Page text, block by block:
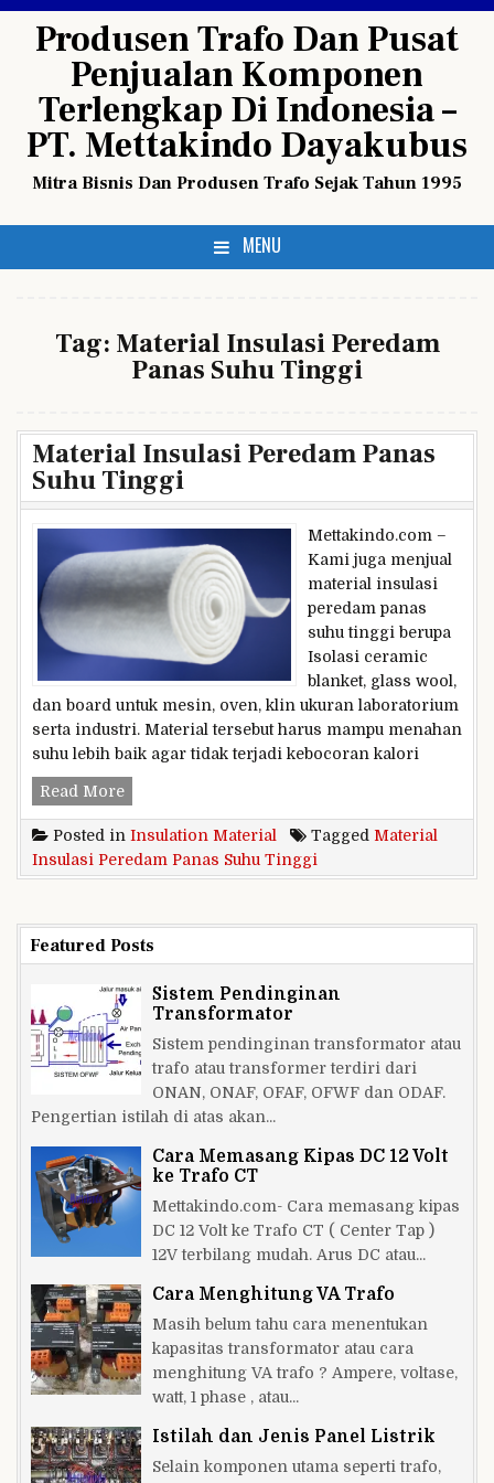
Produsen Trafo Dan Pusat
Penjualan Komponen
Terlengkap Di Indonesia –
PT. Mettakindo Dayakubus
Mitra Bisnis Dan Produsen Trafo Sejak Tahun 1995
MENU
Tag: Material Insulasi Peredam
Panas Suhu Tinggi
Material Insulasi Peredam Panas
Suhu Tinggi
Mettakindo.com –
Kami juga menjual
material insulasi
peredam panas
suhu tinggi berupa
Isolasi ceramic
blanket, glass wool,
dan board untuk mesin, oven, klin ukuran laboratorium
serta industri. Material tersebut harus mampu menahan
suhu lebih baik agar tidak terjadi kebocoran kalori
Read MoreMaterial
Peredam
Panas
Posted in Insulation Material Tagged Material
Insulasi Peredam Panas Suhu Tinggi
Featured Posts
Sistem Pendinginan
Transformator
Sistem pendinginan transformator atau
trafo atau transformer terdiri dari
ONAN, ONAF, OFAF, OFWF dan ODAF.
Pengertian istilah di atas akan...
Cara Memasang Kipas DC 12 Volt
ke Trafo CT
Mettakindo.com- Cara memasang kipas
DC 12 Volt ke Trafo CT ( Center Tap )
12V terbilang mudah. Arus DC atau...
Cara Menghitung VA Trafo
Masih belum tahu cara menentukan
kapasitas transformator atau cara
menghitung VA trafo ? Ampere, voltase,
watt, 1 phase , atau...
Istilah dan Jenis Panel Listrik
Selain komponen utama seperti trafo,